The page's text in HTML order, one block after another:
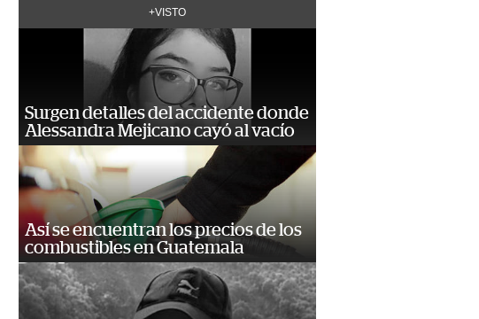
+VISTO
Surgen detalles del accidente donde
Alessandra Mejicano cayó al vacío
Así se encuentran los precios de los
combustibles en Guatemala